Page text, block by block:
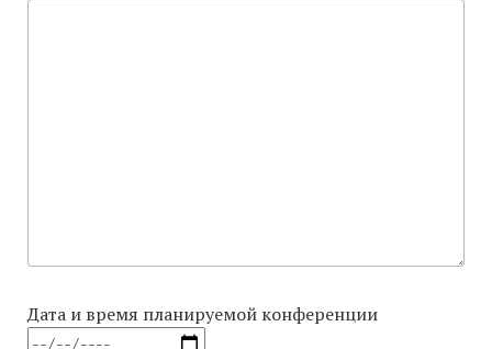
Дата и время планируемой конференции